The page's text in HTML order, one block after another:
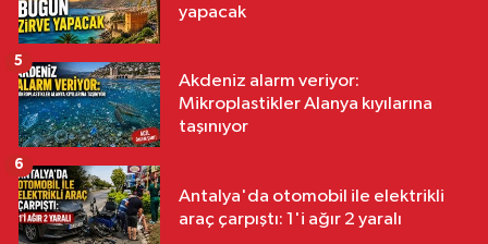
yapacak
Akdeniz alarm veriyor:
Mikroplastikler Alanya kıyılarına
taşınıyor
5
Antalya'da otomobil ile elektrikli
araç çarpıştı: 1'i ağır 2 yaralı
6